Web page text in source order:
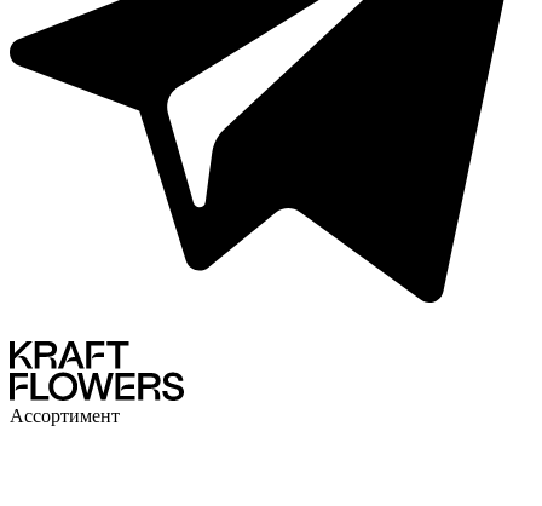
Ассортимент